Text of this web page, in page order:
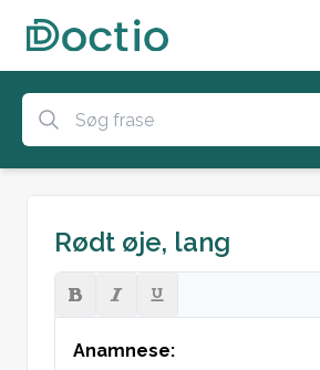
Rødt øje, lang
Anamnese: